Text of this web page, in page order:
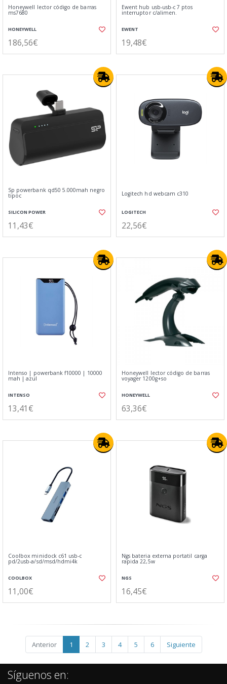
Honeywell lector código de barras
ms7680
HONEYWELL
186,56€
Ewent hub usb-usb-c 7 ptos
interruptor c/alimen.
EWENT
19,48€
Sp powerbank qd50 5.000mah negro
tipoc
SILICON POWER
11,43€
Logitech hd webcam c310
LOGITECH
22,56€
Intenso | powerbank f10000 | 10000
mah | azul
INTENSO
13,41€
Honeywell lector código de barras
voyager 1200g+so
HONEYWELL
63,36€
Coolbox minidock c61 usb-c
pd/2usb-a/sd/msd/hdmi4k
COOLBOX
11,00€
Ngs bateria externa portatil carga
rapida 22,5w
NGS
16,45€
Anterior 1 2 3 4 5 6 Siguiente
Síguenos en: